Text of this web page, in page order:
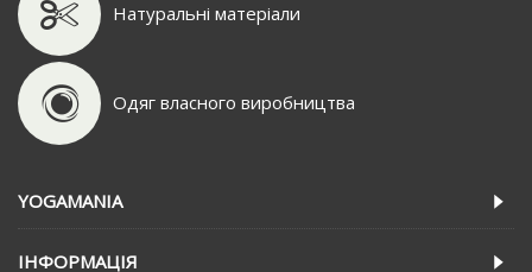
Натуральні матеріали
Одяг власного виробництва
YOGAMANIA
IНФОРМАЦIЯ